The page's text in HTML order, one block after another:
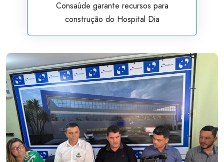
Consaúde garante recursos para
construção do Hospital Dia